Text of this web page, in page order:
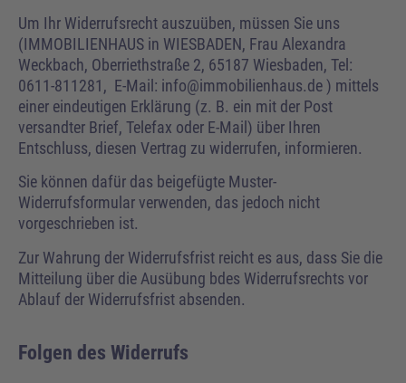
Um Ihr Widerrufsrecht auszuüben, müssen Sie uns
(IMMOBILIENHAUS in WIESBADEN, Frau Alexandra
Weckbach, Oberriethstraße 2, 65187 Wiesbaden, Tel:
0611-811281, E-Mail: info@immobilienhaus.de ) mittels
einer eindeutigen Erklärung (z. B. ein mit der Post
versandter Brief, Telefax oder E-Mail) über Ihren
Entschluss, diesen Vertrag zu widerrufen, informieren.
Sie können dafür das beigefügte Muster-
Widerrufsformular verwenden, das jedoch nicht
vorgeschrieben ist.
Zur Wahrung der Widerrufsfrist reicht es aus, dass Sie die
Mitteilung über die Ausübung bdes Widerrufsrechts vor
Ablauf der Widerrufsfrist absenden.
Folgen des Widerrufs